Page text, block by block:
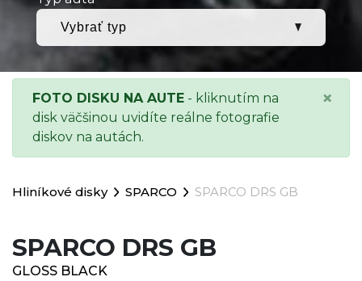
FOTO DISKU NA AUTE - kliknutím na
disk väčšinou uvidíte reálne fotografie
diskov na autách.
×
Hliníkové disky SPARCO SPARCO DRS GB
SPARCO DRS GB
GLOSS BLACK